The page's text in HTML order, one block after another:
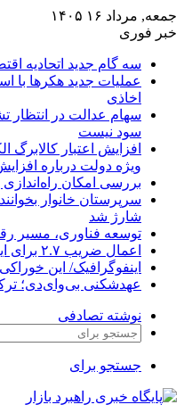
جمعه, مرداد ۱۶ ۱۴۰۵
خبر فوری
سه گام جدید اتحادیه
عملیات جدید هکرها با
اخاذی
سهام عدالت در انتظار
سود نیست
افزایش اعتبار
ویژه دولت درباره
بررسی امکان راه‌اندازی
شارژ شد
توسعه فناوری، مسیر
اعمال ضریب ۲.۷ برای اینترنت بین‌الملل صحت ندارد
اینفوگرافیک/ این
عهدشکنی بی‌وای‌دی؛
نوشته تصادفی
جستجو برای